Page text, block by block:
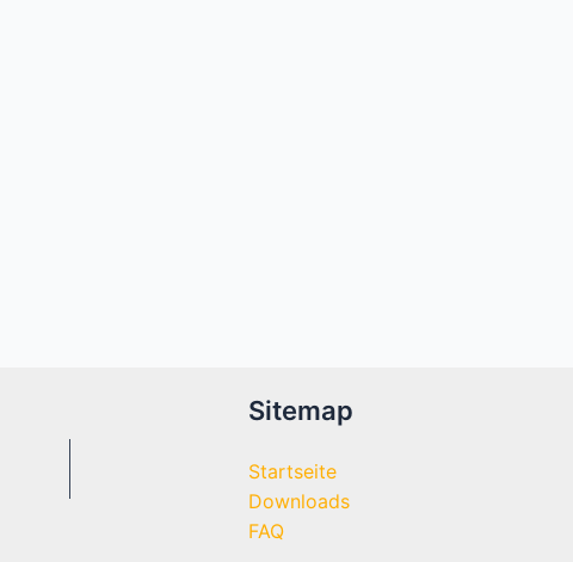
Sitemap
Startseite
Downloads
FAQ